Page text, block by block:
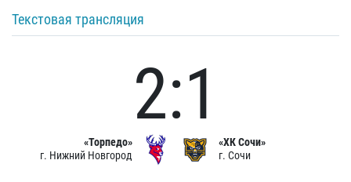
Текстовая трансляция
«Торпедо»
г. Нижний Новгород
2:1
«ХК Сочи»
г. Сочи